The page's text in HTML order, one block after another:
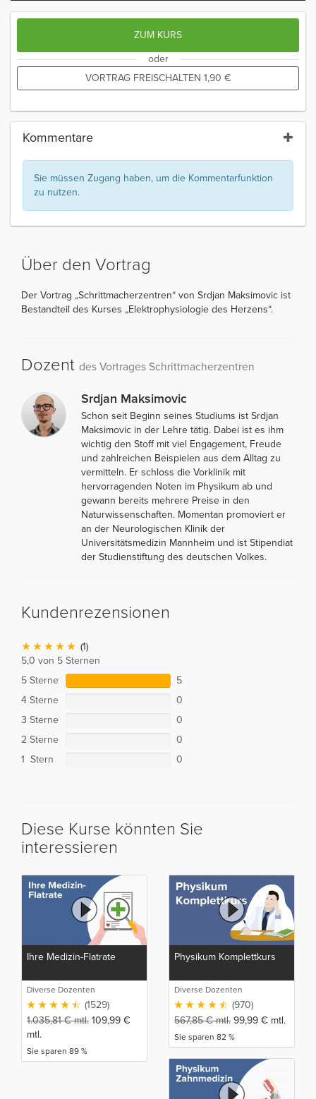
ZUM KURS
oder
VORTRAG FREISCHALTEN 1,90 €
Kommentare
Sie müssen Zugang haben, um die Kommentarfunktion
zu nutzen.
Über den Vortrag
Der Vortrag „Schrittmacherzentren“ von Srdjan Maksimovic ist
Bestandteil des Kurses „Elektrophysiologie des Herzens“.
Dozent des Vortrages Schrittmacherzentren
Srdjan Maksimovic
Schon seit Beginn seines Studiums ist Srdjan
Maksimovic in der Lehre tätig. Dabei ist es ihm
wichtig den Stoff mit viel Engagement, Freude
und zahlreichen Beispielen aus dem Alltag zu
vermitteln. Er schloss die Vorklinik mit
hervorragenden Noten im Physikum ab und
gewann bereits mehrere Preise in den
Naturwissenschaften. Momentan promoviert er
an der Neurologischen Klinik der
Universitätsmedizin Mannheim und ist Stipendiat
der Studienstiftung des deutschen Volkes.
Kundenrezensionen
(1)
5,0 von 5 Sternen
5 Sterne
5
4 Sterne
0
3 Sterne
0
2 Sterne
0
1 Stern
0
Diese Kurse könnten Sie
interessieren
Ihre Medizin-Flatrate
Diverse Dozenten
(1529)
1.035,81€mtl. 109,99 €
mtl.
Sie sparen 89 %
Physikum Komplettkurs
Diverse Dozenten
(970)
567,85€mtl. 99,99 € mtl.
Sie sparen 82 %